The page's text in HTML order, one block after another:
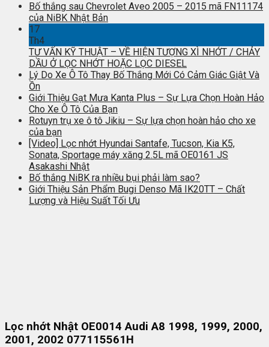
Bố thắng sau Chevrolet Aveo 2005 – 2015 mã FN11174
của NiBK Nhật Bản
17
Th4
TƯ VẤN KỸ THUẬT – VỀ HIỆN TƯỢNG XÌ NHỚT / CHẢY
DẦU Ở LỌC NHỚT HOẶC LỌC DIESEL
Lý Do Xe Ô Tô Thay Bố Thắng Mới Có Cảm Giác Giật Và
Ồn
Giới Thiệu Gạt Mưa Kanta Plus – Sự Lựa Chọn Hoàn Hảo
Cho Xe Ô Tô Của Bạn
Rotuyn trụ xe ô tô Jikiu – Sự lựa chọn hoàn hảo cho xe
của bạn
[Video] Lọc nhớt Hyundai Santafe, Tucson, Kia K5,
Sonata, Sportage máy xăng 2.5L mã OE0161 JS
Asakashi Nhật
Bố thắng NiBK ra nhiều bụi phải làm sao?
Giới Thiệu Sản Phẩm Bugi Denso Mã IK20TT – Chất
Lượng và Hiệu Suất Tối Ưu
Lọc nhớt Nhật OE0014 Audi A8 1998, 1999, 2000,
2001, 2002 077115561H